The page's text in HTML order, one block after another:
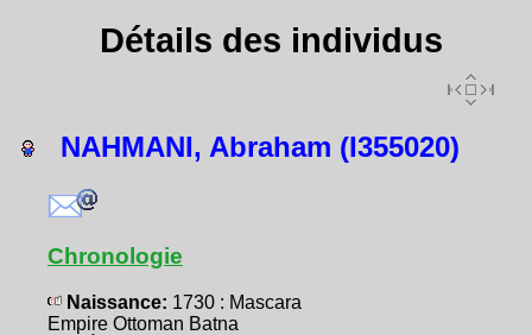
Détails des individus
NAHMANI, Abraham (I355020)
Chronologie
Naissance: 1730 : Mascara
Empire Ottoman Batna